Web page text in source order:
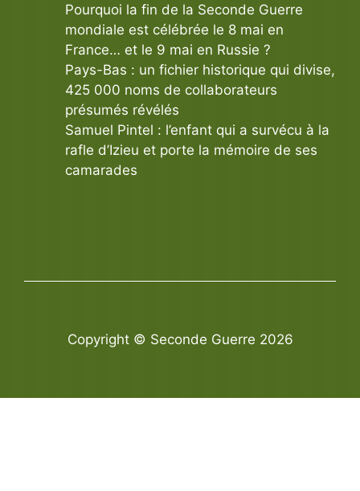
Pourquoi la fin de la Seconde Guerre
mondiale est célébrée le 8 mai en
France… et le 9 mai en Russie ?
Pays-Bas : un fichier historique qui divise,
425 000 noms de collaborateurs
présumés révélés
Samuel Pintel : l’enfant qui a survécu à la
rafle d’Izieu et porte la mémoire de ses
camarades
Copyright © Seconde Guerre 2026